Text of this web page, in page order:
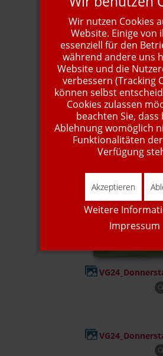
Wir nutzen Cookies
Website. Einige von
essenziell für den
während andere uns
Website und die
verbessern (Tracking
können selbst
Cookies zulassen
beachten Sie, dass
Ablehnung womöglich
Funktionalitäten
Verfügung
Akzeptieren
Weitere
Impressum